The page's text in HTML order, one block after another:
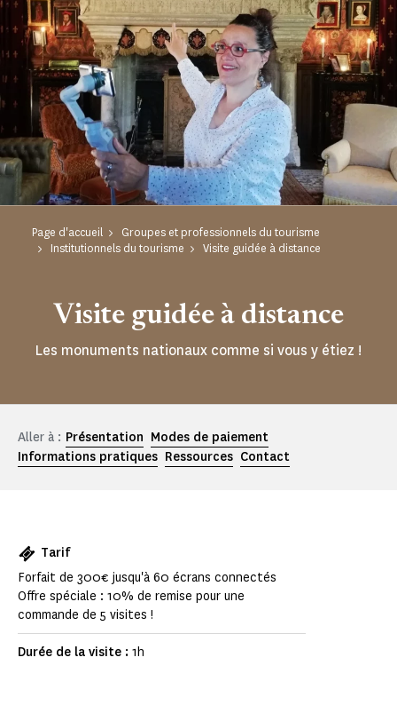
Page d'accueil
Groupes et professionnels du tourisme
Institutionnels du tourisme
Visite guidée à distance
Visite guidée à distance
Les monuments nationaux comme si vous y étiez !
Aller à : Présentation Modes de paiement
Informations pratiques Ressources Contact
Tarif
Forfait de 300€ jusqu'à 60 écrans connectés
Offre spéciale : 10% de remise pour une
commande de 5 visites !
Durée de la visite : 1h